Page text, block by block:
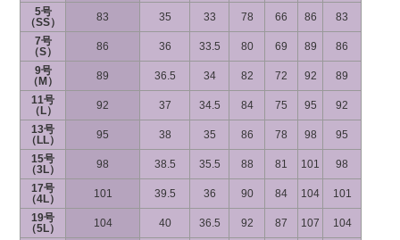
5号
（SS）
83 35 33 78 66 86
83
7号
（S）
86 36 33.5 80 69 89
86
9号
（M）
89 36.5 34 82 72 92
89
11号
（L）
92 37 34.5 84 75 95
92
13号
（LL）
95 38 35 86 78 98
95
15号
（3L）
98 38.5 35.5 88 81 101
98
17号
（4L）
101 39.5 36 90 84 104
101
19号
（5L）
104 40 36.5 92 87 107
104